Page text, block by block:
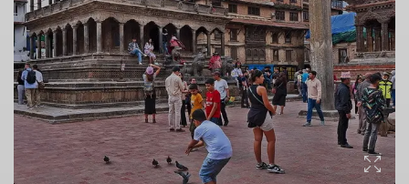
© DAV-LU // Michael Deininger